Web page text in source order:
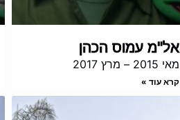
אל"מ עמוס הכהן
מאי 2015 – מרץ 2017
קרא עוד »